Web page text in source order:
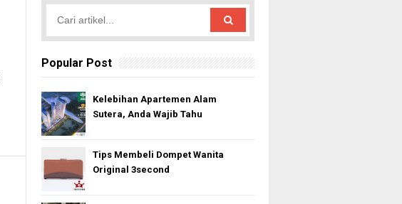
Popular Post
Kelebihan Apartemen Alam
Sutera, Anda Wajib Tahu
Tips Membeli Dompet Wanita
Original 3second